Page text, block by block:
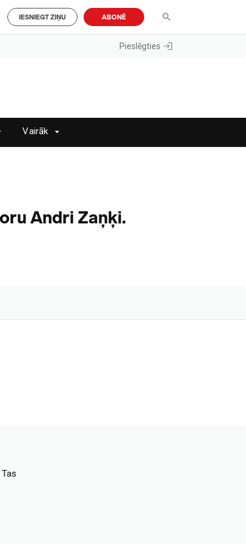
IESNIEGT ZIŅU ABONĒ
Pieslēgties
Vairāk
Andri Zaņķi.